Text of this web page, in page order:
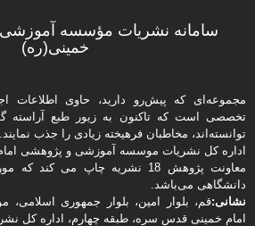
سامانه نشریات مؤسسه
خمینی(ره)
مجموعه‌ای که پیش‌رو دارید،‌ حاوی
تخصصی است که تاکنون به زیور طبع
توانسته‌اند، مخاطبان فرهیخته‌ زیادی را جذب نمایند.
اداره كل نشریات موسسه آموزشی و پژوهشی
معاونت پژوهش 18 نشریه چاپ می
دانشگاهی می‌باشد.
نشانی:قم، بلوار امین، بلوار جمهوری
امام خمینی قدس سره، طبقه چهارم، اداره كل